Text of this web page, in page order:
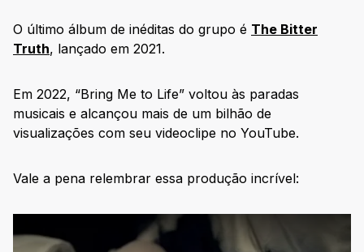
O último álbum de inéditas do grupo é The Bitter
Truth, lançado em 2021.
Em 2022, “Bring Me to Life” voltou às paradas
musicais e alcançou mais de um bilhão de
visualizações com seu videoclipe no YouTube.
Vale a pena relembrar essa produção incrível: